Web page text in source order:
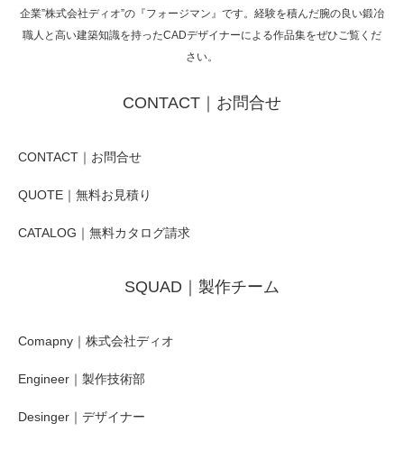
企業”株式会社ディオ”の『フォージマン』です。経験を積んだ腕の良い鍛冶
職人と高い建築知識を持ったCADデザイナーによる作品集をぜひご覧くだ
さい。
CONTACT｜お問合せ
CONTACT｜お問合せ
QUOTE｜無料お見積り
CATALOG｜無料カタログ請求
SQUAD｜製作チーム
Comapny｜株式会社ディオ
Engineer｜製作技術部
Desinger｜デザイナー